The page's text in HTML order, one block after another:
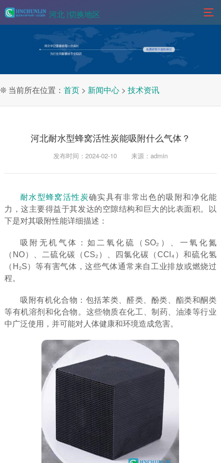
河北 |切换地区
❊ 当前所在位置： 首页 > 新闻中心 > 技术资讯
河北耐水型蜂窝活性炭能吸附什么气体？
发布时间：2024-02-10 来源：admin
耐水型蜂窝活性炭确实具有非常出色的吸附和净化能
力，这主要得益于其发达的空隙结构和巨大的比表面积。以
下是对其吸附性能详细描述：
吸附无机气体：如二氧化硫（SO₂）、一氧化氮
（NO）、二硫化碳（CS₂）、四氯化碳（CCl₄）和硫化氢
（H₂S）等有害气体，这些气体通常来自工业排放或燃烧过
程。
吸附有机化合物：包括苯类、醛类、酚类、酯类和酮类
等有机溶剂和化合物。这些物质在化工、制药、油漆等行业
中广泛使用，并可能对人体健康和环境造成危害。